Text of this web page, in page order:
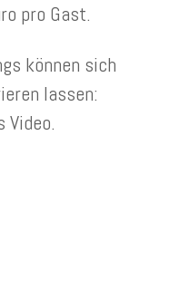
pro Gast.
können sich
lassen: